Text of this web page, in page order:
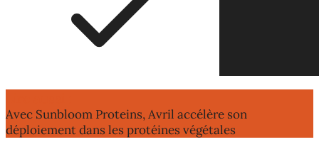
Avec Sunbloom Proteins, Avril accélère son
déploiement dans les protéines végétales